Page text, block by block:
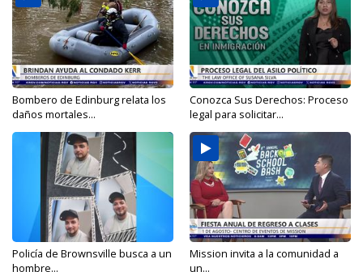
Bombero de Edinburg relata los
daños mortales...
Conozca Sus Derechos: Proceso
legal para solicitar...
Policía de Brownsville busca a un
hombre...
Mission invita a la comunidad a
un...